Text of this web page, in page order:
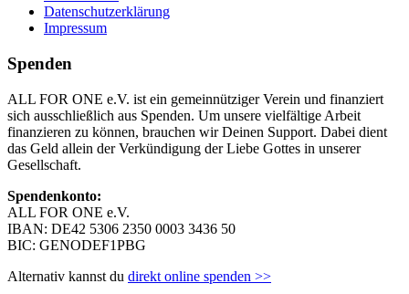
Datenschutzerklärung
Impressum
Spenden
ALL FOR ONE e.V. ist ein gemeinnütziger Verein und finanziert
sich ausschließlich aus Spenden. Um unsere vielfältige Arbeit
finanzieren zu können, brauchen wir Deinen Support. Dabei dient
das Geld allein der Verkündigung der Liebe Gottes in unserer
Gesellschaft.
Spendenkonto:
ALL FOR ONE e.V.
IBAN: DE42 5306 2350 0003 3436 50
BIC: GENODEF1PBG
Alternativ kannst du direkt online spenden >>